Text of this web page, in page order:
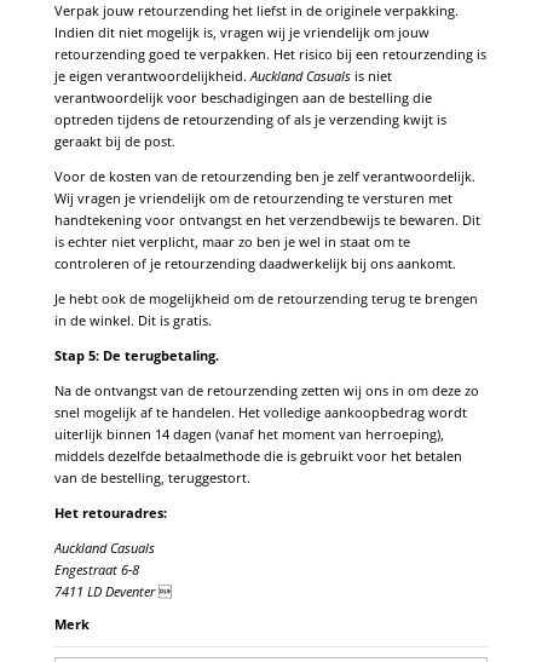
Verpak jouw retourzending het liefst in de originele verpakking.
Indien dit niet mogelijk is, vragen wij je vriendelijk om jouw
retourzending goed te verpakken. Het risico bij een retourzending is
je eigen verantwoordelijkheid.Auckland Casualsis niet
verantwoordelijk voor beschadigingen aan de bestelling die
optreden tijdens de retourzending of als je verzending kwijt is
geraakt bij de post.
Voor de kosten van de retourzending ben je zelf verantwoordelijk.
Wij vragen je vriendelijk om de retourzending te versturen met
handtekening voor ontvangst en het verzendbewijs te bewaren. Dit
is echter niet verplicht, maar zo ben je wel in staat om te
controleren of je retourzending daadwerkelijk bij ons aankomt.
Je hebt ook de mogelijkheid om de retourzending terug te brengen
in de winkel. Dit is gratis.
Stap 5: De terugbetaling.
Na de ontvangst van de retourzending zetten wij ons in om deze zo
snel mogelijk af te handelen. Het volledige aankoopbedrag wordt
uiterlijk binnen 14 dagen (vanaf het moment van herroeping),
middels dezelfde betaalmethode die is gebruikt voor het betalen
van de bestelling, teruggestort.
Het retouradres:
Auckland Casuals
Engestraat 6-8
7411 LD Deventer
Merk